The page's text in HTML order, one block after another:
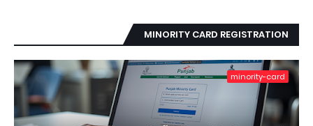
MINORITY CARD REGISTRATION
minority-card